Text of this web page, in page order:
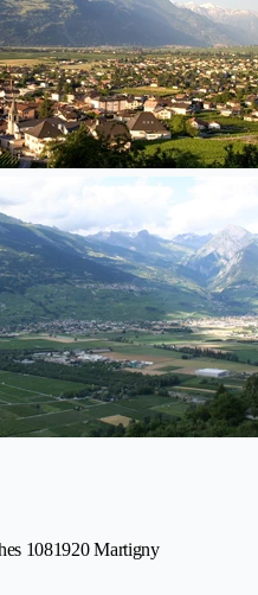
1081920 Martigny